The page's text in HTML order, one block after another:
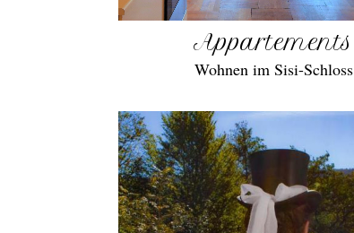
Appartements
Wohnen im Sisi-Schloss